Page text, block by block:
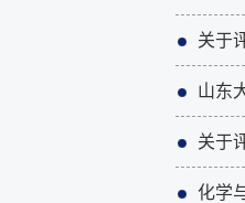
关于
山东
关于
化学